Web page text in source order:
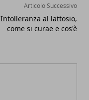
Articolo Successivo
Intolleranza al lattosio,
come si curae e cos'è